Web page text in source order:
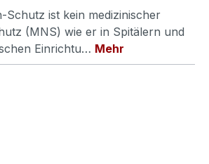
Schutz ist kein medizinischer
(MNS) wie er in Spitälern und
Einrichtu… Mehr